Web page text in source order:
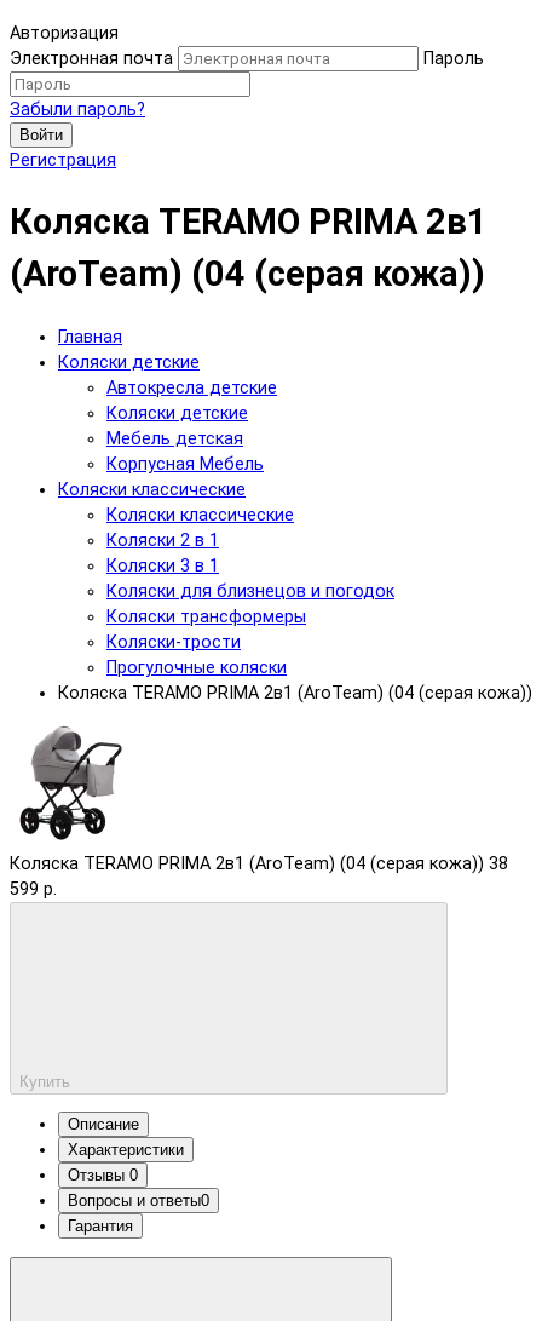
Авторизация
Электронная почта
Пароль
Забыли пароль?
Войти
Регистрация
Коляска TERAMO PRIMA 2в1
(AroTeam) (04 (серая кожа))
Главная
Коляски детские
Автокресла детские
Коляски детские
Мебель детская
Корпусная Мебель
Коляски классические
Коляски классические
Коляски 2 в 1
Коляски 3 в 1
Коляски для близнецов и погодок
Коляски трансформеры
Коляски-трости
Прогулочные коляски
Коляска TERAMO PRIMA 2в1 (AroTeam) (04 (серая кожа))
Коляска TERAMO PRIMA 2в1 (AroTeam) (04 (серая кожа)) 38
599 р.
Купить
Описание
Характеристики
Отзывы 0
Вопросы и ответы0
Гарантия